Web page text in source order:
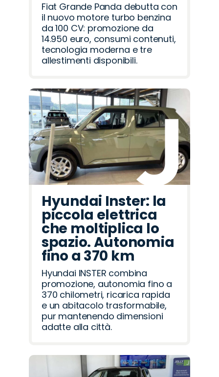
Fiat Grande Panda debutta con
il nuovo motore turbo benzina
da 100 CV: promozione da
14.950 euro, consumi contenuti,
tecnologia moderna e tre
allestimenti disponibili.
Hyundai Inster: la
piccola elettrica
che moltiplica lo
spazio. Autonomia
fino a 370 km
Hyundai INSTER combina
promozione, autonomia fino a
370 chilometri, ricarica rapida
e un abitacolo trasformabile,
pur mantenendo dimensioni
adatte alla città.